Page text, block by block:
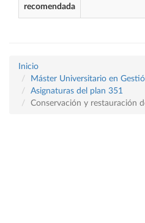
recomendada
Inicio
Máster Universitario en
Asignaturas del plan 351
Conservación y restauración